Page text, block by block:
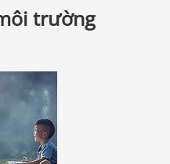
trường